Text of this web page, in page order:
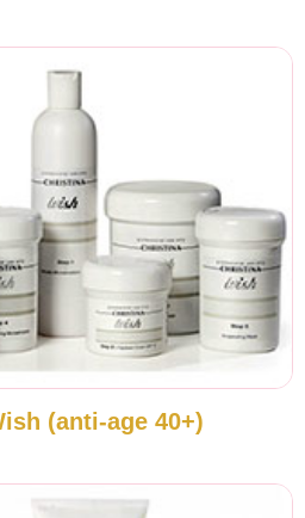
(anti-age 40+)